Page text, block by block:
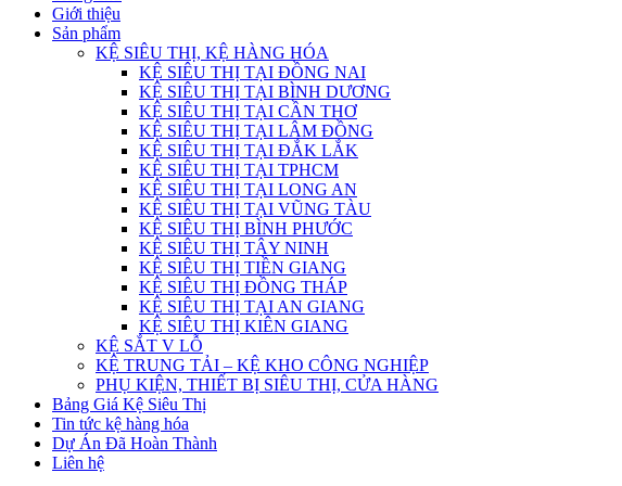
Giới thiệu
Sản phẩm
KỆ SIÊU THỊ, KỆ HÀNG HÓA
KỆ SIÊU THỊ TẠI ĐỒNG NAI
KỆ SIÊU THỊ TẠI BÌNH DƯƠNG
KỆ SIÊU THỊ TẠI CẦN THƠ
KỆ SIÊU THỊ TẠI LÂM ĐỒNG
KỆ SIÊU THỊ TẠI ĐẮK LẮK
KỆ SIÊU THỊ TẠI TPHCM
KỆ SIÊU THỊ TẠI LONG AN
KỆ SIÊU THỊ TẠI VŨNG TÀU
KỆ SIÊU THỊ BÌNH PHƯỚC
KỆ SIÊU THỊ TÂY NINH
KỆ SIÊU THỊ TIỀN GIANG
KỆ SIÊU THỊ ĐỒNG THÁP
KỆ SIÊU THỊ TẠI AN GIANG
KỆ SIÊU THỊ KIÊN GIANG
KỆ SẮT V LỖ
KỆ TRUNG TẢI – KỆ KHO CÔNG NGHIỆP
PHỤ KIỆN, THIẾT BỊ SIÊU THỊ, CỬA HÀNG
Bảng Giá Kệ Siêu Thị
Tin tức kệ hàng hóa
Dự Án Đã Hoàn Thành
Liên hệ